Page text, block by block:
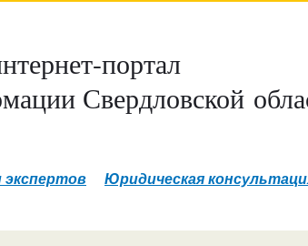
портал
Свердловской
Юридическая